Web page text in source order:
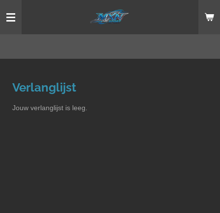
direct
Verlanglijst
Jouw verlanglijst is leeg.